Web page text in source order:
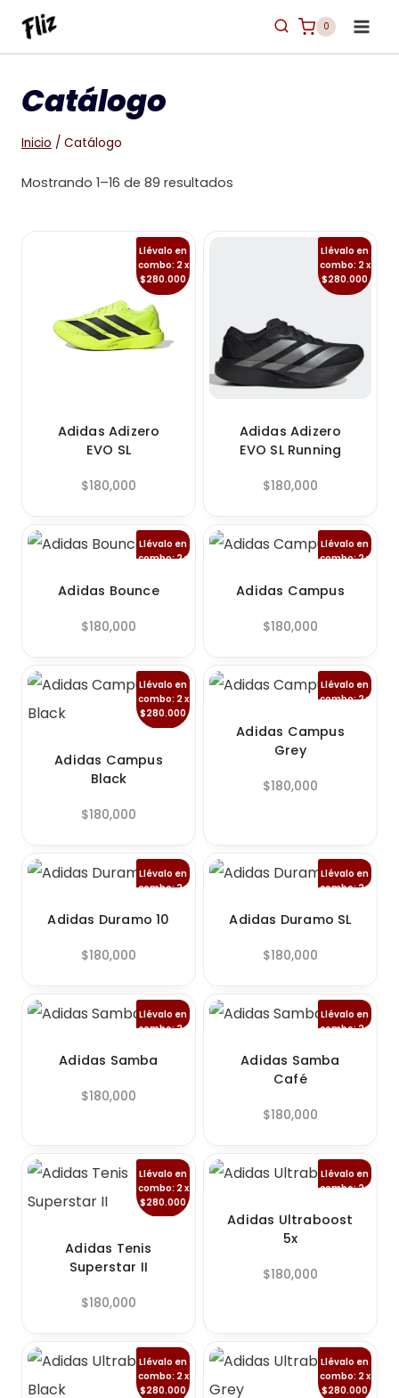
Saltar
0
Catálogo
Inicio / Catálogo
Mostrando 1–16 de 89 resultados
Llévalo en
combo: 2 x
$280.000
Adidas Adizero
EVO SL
$180,000
Llévalo en
combo: 2 x
$280.000
Adidas Adizero
EVO SL Running
$180,000
Llévalo en
combo: 2 x
Adidas Bounce
$180,000
Llévalo en
combo: 2 x
Adidas Campus
$180,000
Llévalo en
combo: 2 x
$280.000
Adidas Campus
Black
$180,000
Llévalo en
combo: 2 x
Adidas Campus
Grey
$180,000
Llévalo en
combo: 2 x
Adidas Duramo 10
$180,000
Llévalo en
combo: 2 x
Adidas Duramo SL
$180,000
Llévalo en
combo: 2 x
Adidas Samba
$180,000
Llévalo en
combo: 2 x
Adidas Samba
Café
$180,000
Llévalo en
combo: 2 x
$280.000
Adidas Tenis
Superstar II
$180,000
Llévalo en
combo: 2 x
Adidas Ultraboost
5x
$180,000
Llévalo en
combo: 2 x
$280.000
Llévalo en
combo: 2 x
$280.000